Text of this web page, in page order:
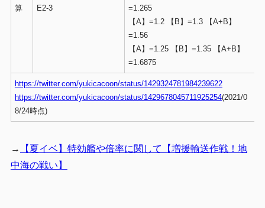
算
E2-3
=1.265
【A】=1.2 【B】=1.3 【A+B】
=1.56
【A】=1.25 【B】=1.35 【A+B】
=1.6875
https://twitter.com/yukicacoon/status/1429324781984239622
https://twitter.com/yukicacoon/status/1429678045711925254(2021/0
8/24時点)
→
【夏イベ】特効艦や倍率に関して【増援輸送作戦！地
中海の戦い】